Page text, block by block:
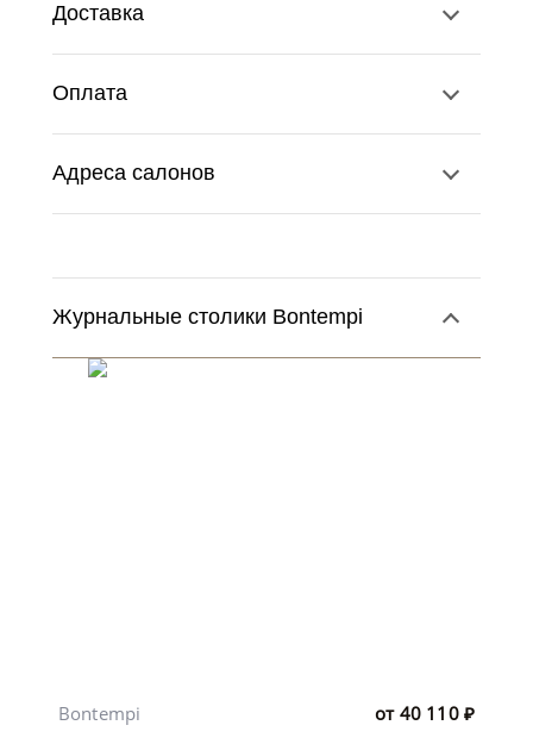
Доставка
Оплата
Адреса салонов
Журнальные столики Bontempi
от 40 110 ₽
Bontempi